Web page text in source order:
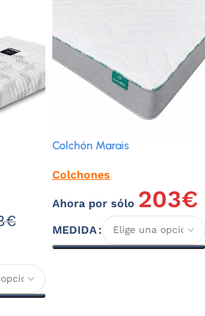
€
Colchón Marais
Colchones
Ahora por sólo 203€
MEDIDA